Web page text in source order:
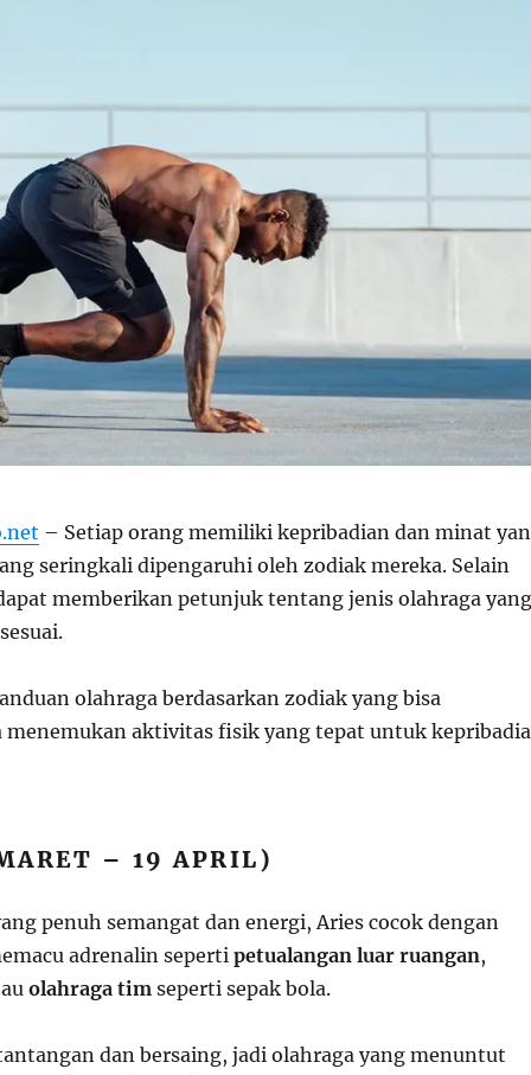
– Setiap orang memiliki kepribadian dan minat
seringkali dipengaruhi oleh zodiak mereka. Selain
memberikan petunjuk tentang jenis olahraga yang
olahraga berdasarkan zodiak yang bisa
menemukan aktivitas fisik yang tepat untuk
– 19 APRIL)
penuh semangat dan energi, Aries cocok dengan
adrenalin seperti petualangan luar ruangan,
olahraga timseperti sepak bola.
dan bersaing, jadi olahraga yang menuntut